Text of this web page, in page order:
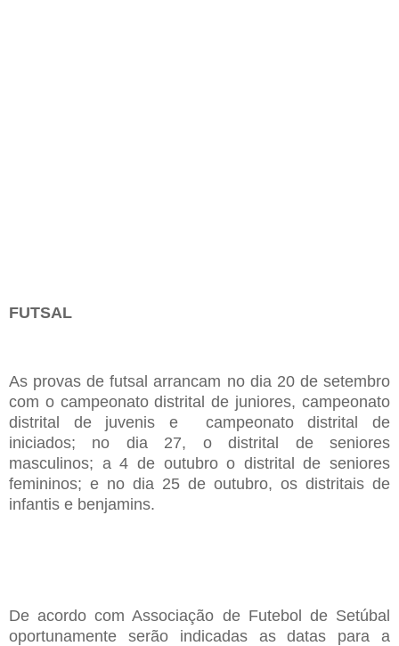
FUTSAL
As provas defutsal arrancam no dia 20 de setembro
com o campeonato distrital de juniores, campeonato
distrital de juvenis e
campeonato distrital de
iniciados; no dia 27, odistrital de seniores
masculinos; a 4 de outubro o distrital de seniores
femininos; e no dia 25 de outubro, os distritais de
infantis e benjamins.
De acordo comAssociação de Futebol de Setúbal
oportunamente serão indicadas as datas para a